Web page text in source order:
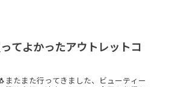
てよかったアウトレットコ
またまた行ってきました、ビューティー